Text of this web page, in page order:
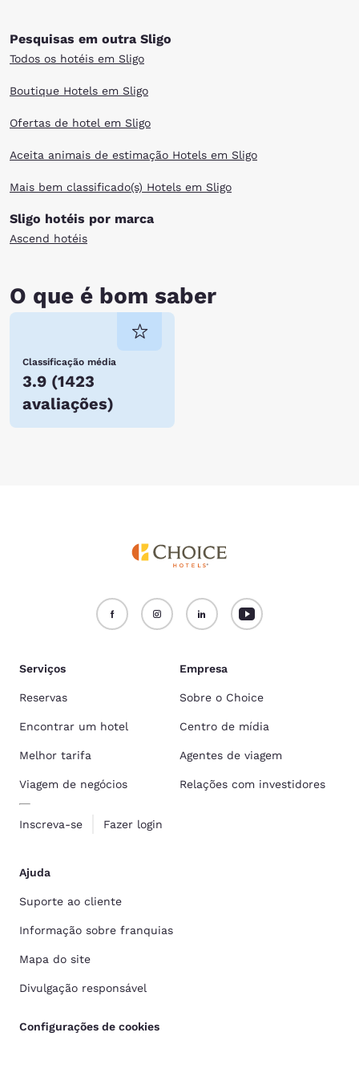
Pesquisas em outra Sligo
Todos os hotéis em Sligo
Boutique Hotels em Sligo
Ofertas de hotel em Sligo
Aceita animais de estimação Hotels em Sligo
Mais bem classificado(s) Hotels em Sligo
Sligo hotéis por marca
Ascend hotéis
O que é bom saber
Classificação média
3.9 (1423
avaliações)
Serviços
Reservas
Encontrar um hotel
Melhor tarifa
Viagem de negócios
Inscreva-se Fazer login
Empresa
Sobre o Choice
Centro de mídia
Agentes de viagem
Relações com investidores
Ajuda
Suporte ao cliente
Informação sobre franquias
Mapa do site
Divulgação responsável
Configurações de cookies